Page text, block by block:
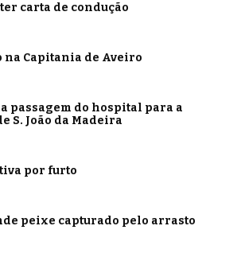
carta de condução
na Capitania de Aveiro
passagem do hospital para a
S. João da Madeira
por furto
peixe capturado pelo arrasto